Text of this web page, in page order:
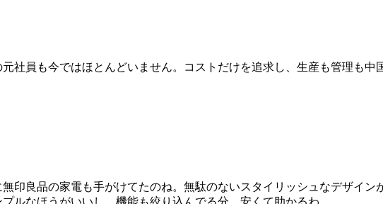
社員も今ではほとんどいません。コストだけを追求し、生産も管理も中
印良品の家電も手がけてたのね。無駄のないスタイリッシュなデザイ
ルなほうがいいし、機能も絞り込んでる分、安くて助かるわ。